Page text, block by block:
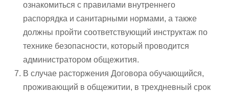
ознакомиться с правилами внутреннего
распорядка и санитарными нормами, а также
должны пройти соответствующий инструктаж по
технике безопасности, который проводится
администратором общежития.
В случае расторжения Договора обучающийся,
проживающий в общежитии, в трехдневный срок